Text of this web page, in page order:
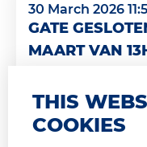
30 March 2026
GATE
MAART VAN
13H00 TO16H45
Geachte relatie,
THIS
COOKIES